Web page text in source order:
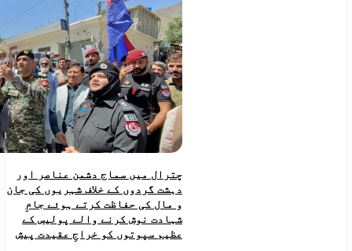
چترال میں سماج دشمن عناصر اور
دہشت گردوں کے خلاف شہریوں کی جان
و مال کی حفاظت کرتے ہوئے جامِ
شہادت نوش کرنے والے پولیس کے
عظیم سپوتوں کو خراجِ عقیدت پیش